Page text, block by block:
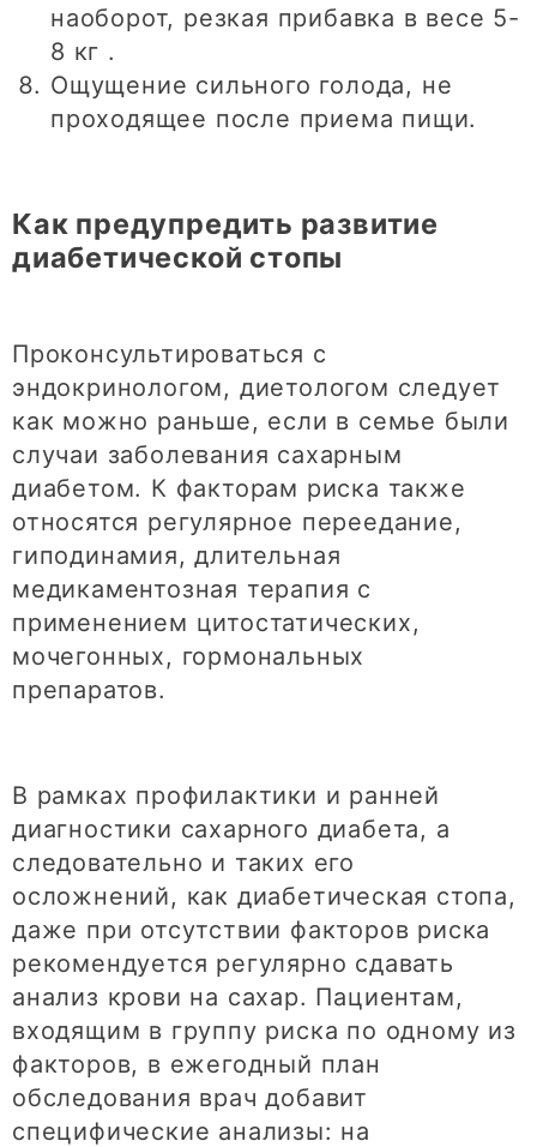
наоборот, резкая прибавка в весе 5-
8 кг .
Ощущение сильного голода, не
проходящее после приема пищи.
Как предупредить развитие
диабетической стопы
Проконсультироваться с
эндокринологом, диетологом следует
как можно раньше, если в семье были
случаи заболевания сахарным
диабетом. К факторам риска также
относятся регулярное переедание,
гиподинамия, длительная
медикаментозная терапия с
применением цитостатических,
мочегонных, гормональных
препаратов.
В рамках профилактики и ранней
диагностики сахарного диабета, а
следовательно и таких его
осложнений, как диабетическая стопа,
даже при отсутствии факторов риска
рекомендуется регулярно сдавать
анализ крови на сахар. Пациентам,
входящим в группу риска по одному из
факторов, в ежегодный план
обследования врач добавит
специфические анализы: на